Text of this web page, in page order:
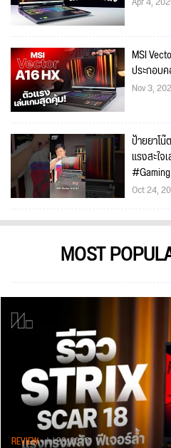
MSI
ประกอบ
Nov 3,
ป้ายยาโน๊
แรงสะใ
#Gaming
Oct 24,
MOST
REVIEW• Jul 28, 2026